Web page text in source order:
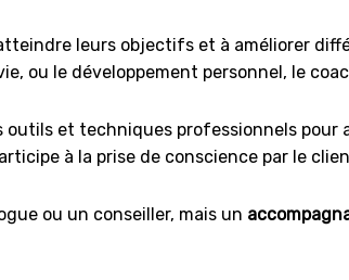
leurs objectifs et à améliorer
ou le développement personnel, le
outils et techniques professionnels
à la prise de conscience par le
ou un conseiller, mais un